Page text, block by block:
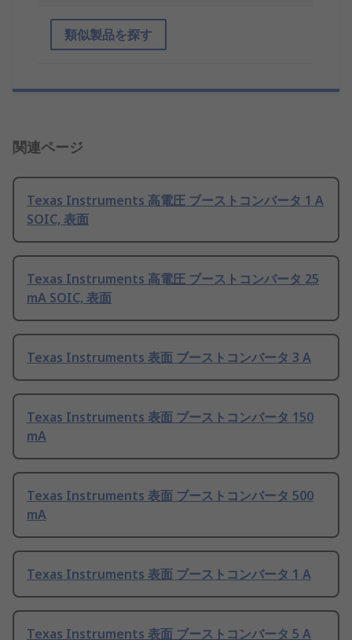
類似製品を探す
関連ページ
Texas Instruments 高電圧 ブーストコンバータ 1 A
SOIC, 表面
Texas Instruments 高電圧 ブーストコンバータ 25
mA SOIC, 表面
Texas Instruments 表面 ブーストコンバータ 3 A
Texas Instruments 表面 ブーストコンバータ 150
mA
Texas Instruments 表面 ブーストコンバータ 500
mA
Texas Instruments 表面 ブーストコンバータ 1 A
Texas Instruments 表面 ブーストコンバータ 5 A